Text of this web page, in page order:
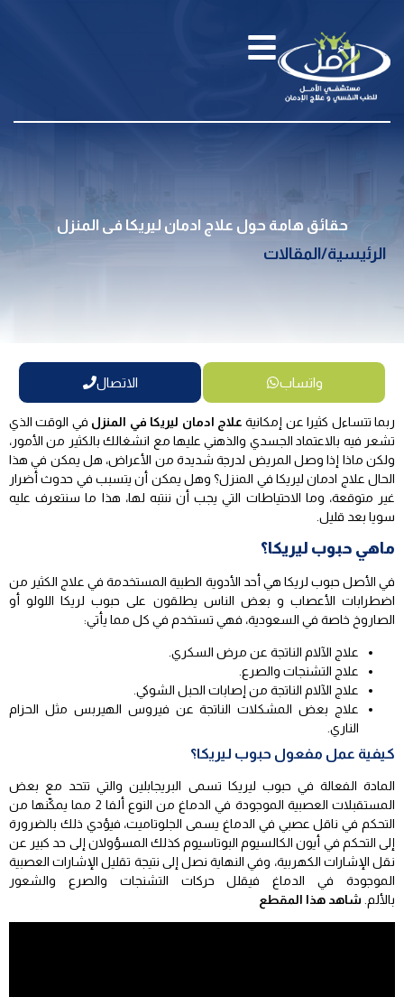
حقائق هامة حول علاج ادمان ليريكا فى المنزل
الرئيسية/المقالات
واتساب الاتصال
ربما تتساءل كثيرا عن إمكانية علاج ادمان ليريكا في المنزل في الوقت الذي
تشعر فيه بالاعتماد الجسدي والذهني عليها مع انشغالك بالكثير من الأمور،
ولكن ماذا إذا وصل المريض لدرجة شديدة من الأعراض، هل يمكن في هذا
الحال علاج ادمان ليريكا في المنزل؟ وهل يمكن أن يتسبب في حدوث أضرار
غير متوقعة، وما الاحتياطات التي يجب أن ننتبه لها، هذا ما سنتعرف عليه
سويا بعد قليل.
ماهي حبوب ليريكا؟
في الأصل حبوب لريكا هي أحد الأدوية الطبية المستخدمة في علاج الكثير من
اضطرابات الأعصاب و بعض الناس يطلقون على حبوب لريكا اللولو أو
الصاروخ خاصة في السعودية، فهي تستخدم في كل مما يأتي:
علاج الآلام الناتجة عن مرض السكري.
علاج التشنجات والصرع.
علاج الآلام الناتجة من إصابات الحبل الشوكي.
علاج بعض المشكلات الناتجة عن فيروس الهيربس مثل الحزام
الناري.
كيفية عمل مفعول حبوب ليريكا؟
المادة الفعالة في حبوب ليريكا تسمى البريجابلين والتي تتحد مع بعض
المستقبلات العصبية الموجودة في الدماغ من النوع ألفا 2 مما يمكّنها من
التحكم في ناقل عصبي في الدماغ يسمى الجلوتاميت، فيؤدي ذلك بالضرورة
إلى التحكم في أيون الكالسيوم البوتاسيوم كذلك المسؤولان إلى حد كبير عن
نقل الإشارات الكهربية، وفي النهاية نصل إلى نتيجة تقليل الإشارات العصبية
الموجودة في الدماغ فيقلل حركات التشنجات والصرع والشعور
بالألم. شاهد هذا المقطع